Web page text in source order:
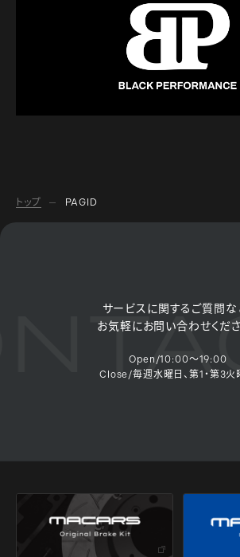
トップ PAGID
サービスに関するご質問な
お気軽にお問い合わせくださ
Open/10:00～19:00
Close/毎週水曜日、第1・第3火